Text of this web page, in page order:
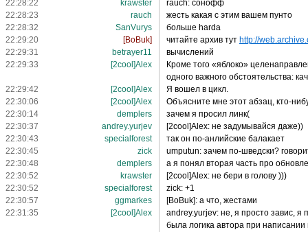
22:28:22
krawster
rauch: сонофф
22:28:23
rauch
жесть какая с этим вашем пунто
22:28:32
SanVurys
больше harda
22:29:20
[BoBuk] читайте архив тут http://
22:29:31
betrayer11
вычислений
22:29:33
[2cool]Alex
Кроме того «яблоко»
одного важного обстоятельства:
22:29:42
[2cool]Alex
Я вошел в цикл.
22:30:06
[2cool]Alex
Объясните мне этот абзац, кто-
22:30:14
demplers
зачем я просил линк(
22:30:37
andrey.yurjev
[2cool]Alex: не задумывайся даже))
22:30:43
specialforest
так он по-анлийские балакает
22:30:45
zick
umputun: зачем по-шведски?
22:30:48
demplers
а я понял вторая часть про
22:30:52
krawster
[2cool]Alex: не бери в голову )))
22:30:52
specialforest
zick: +1
22:30:57
ggmarkes
[BoBuk]: а что, жестами
22:31:35
[2cool]Alex
andrey.yurjev: не, я просто завис, я
была логика автора при написании